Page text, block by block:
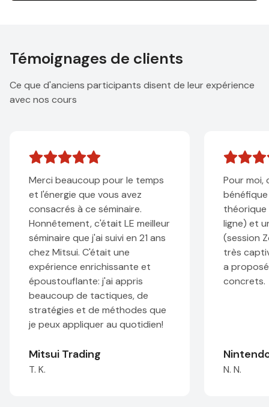
Témoignages de clients
Ce que d'anciens participants disent de leur expérience
avec nos cours
beaucoup pour le temps
que vous avez
à ce séminaire.
c'était LE meilleur
que j'ai suivi en 21 ans
C'était une
enrichissante et
j'ai appris
de tactiques, de
et de méthodes que
appliquer au quotidien!
Trading
Pour moi, c'était
bénéfique d'avoir
théorique
ligne) et une partie
(session Zoom). La
très captivante et le
a proposé des